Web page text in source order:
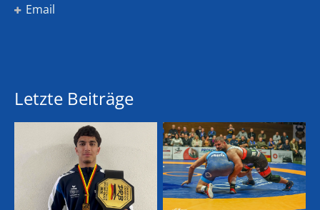
Email
Letzte Beiträge